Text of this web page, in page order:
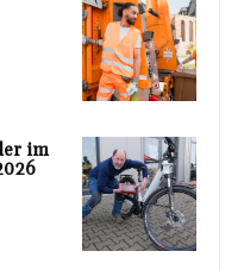
im